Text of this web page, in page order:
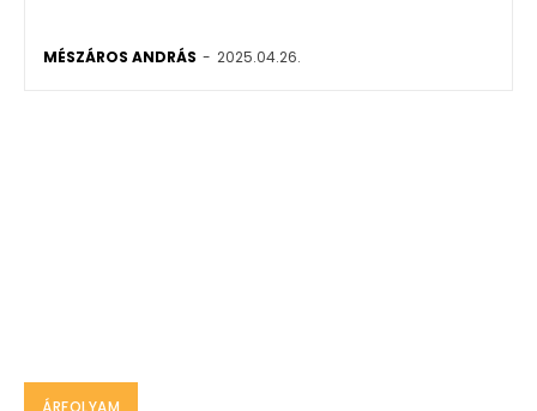
MÉSZÁROS ANDRÁS - 2025.04.26.